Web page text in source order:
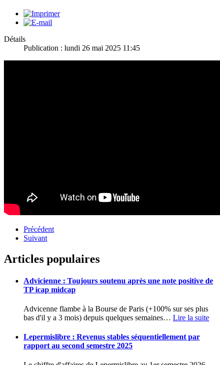
Détails
Publication : lundi 26 mai 2025 11:45
Précédent
Suivant
Articles populaires
Advicienne : Toujours soutenu après une note positive de
TP icap midcap
Advicenne flambe à la Bourse de Paris (+100% sur ses plus
bas d'il y a 3 mois) depuis quelques semaines… Lire la suite
Lepermislibre : Revenus stables séquentiellement par
rapport au second semestre 2025